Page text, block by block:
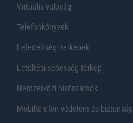
Virtuális valóság
Telefonkönyvek
Lefedettségi térképek
Letöltési sebesség térkép
Nemzetközi hívószámok
Mobiltelefon védelem és biztonság